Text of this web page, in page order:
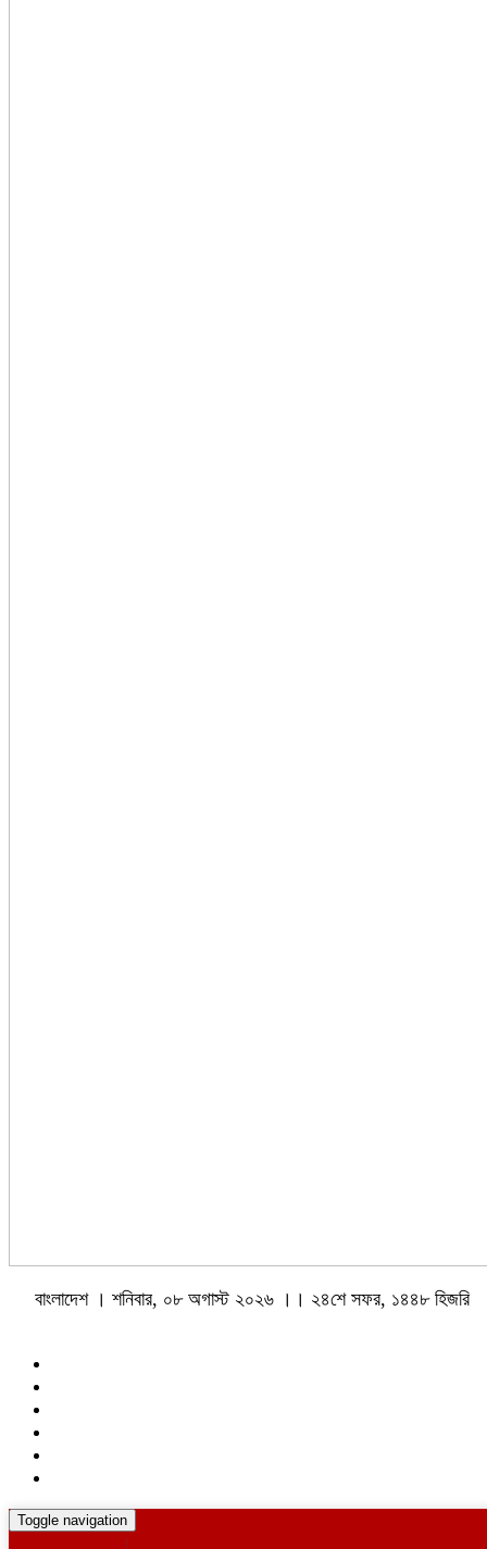
বাংলাদেশ । শনিবার, ০৮ অগাস্ট ২০২৬ ।। ২৪শে সফর, ১৪৪৮ হিজরি
Toggle navigation